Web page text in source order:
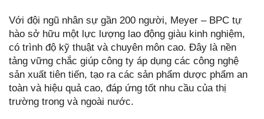
Với đội ngũ nhân sự gần 200 người, Meyer – BPC tự
hào sở hữu một lực lượng lao động giàu kinh nghiệm,
có trình độ kỹ thuật và chuyên môn cao. Đây là nền
tảng vững chắc giúp công ty áp dụng các công nghệ
sản xuất tiên tiến, tạo ra các sản phẩm dược phẩm an
toàn và hiệu quả cao, đáp ứng tốt nhu cầu của thị
trường trong và ngoài nước.